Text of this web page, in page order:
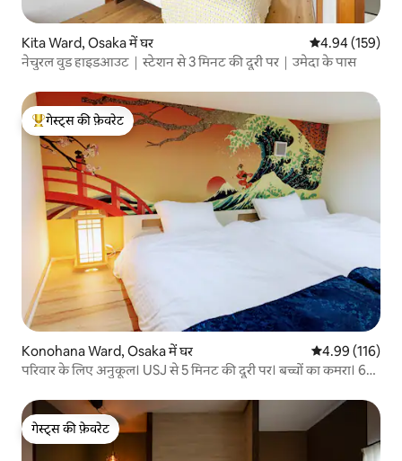
Kita Ward, Osaka में घर औसत रेटिंग 5 में से
4.94 (159)
नेचुरल वुड हाइडआउट｜स्टेशन से 3 मिनट की दूरी पर｜उमेदा के पास
गेस्ट्स का टॉप फ़ेवरेट
गेस्ट्स की फ़ेवरेट
Konohana Ward, Osaka में घर औसत रेटिंग 5 में से
4.99 (116)
परिवार के लिए अनुकूल। USJ से 5 मिनट की दूरी पर। बच्चों का कमरा। 6
गेस्ट्स की फ़ेवरेट
गेस्ट्स की फ़ेवरेट